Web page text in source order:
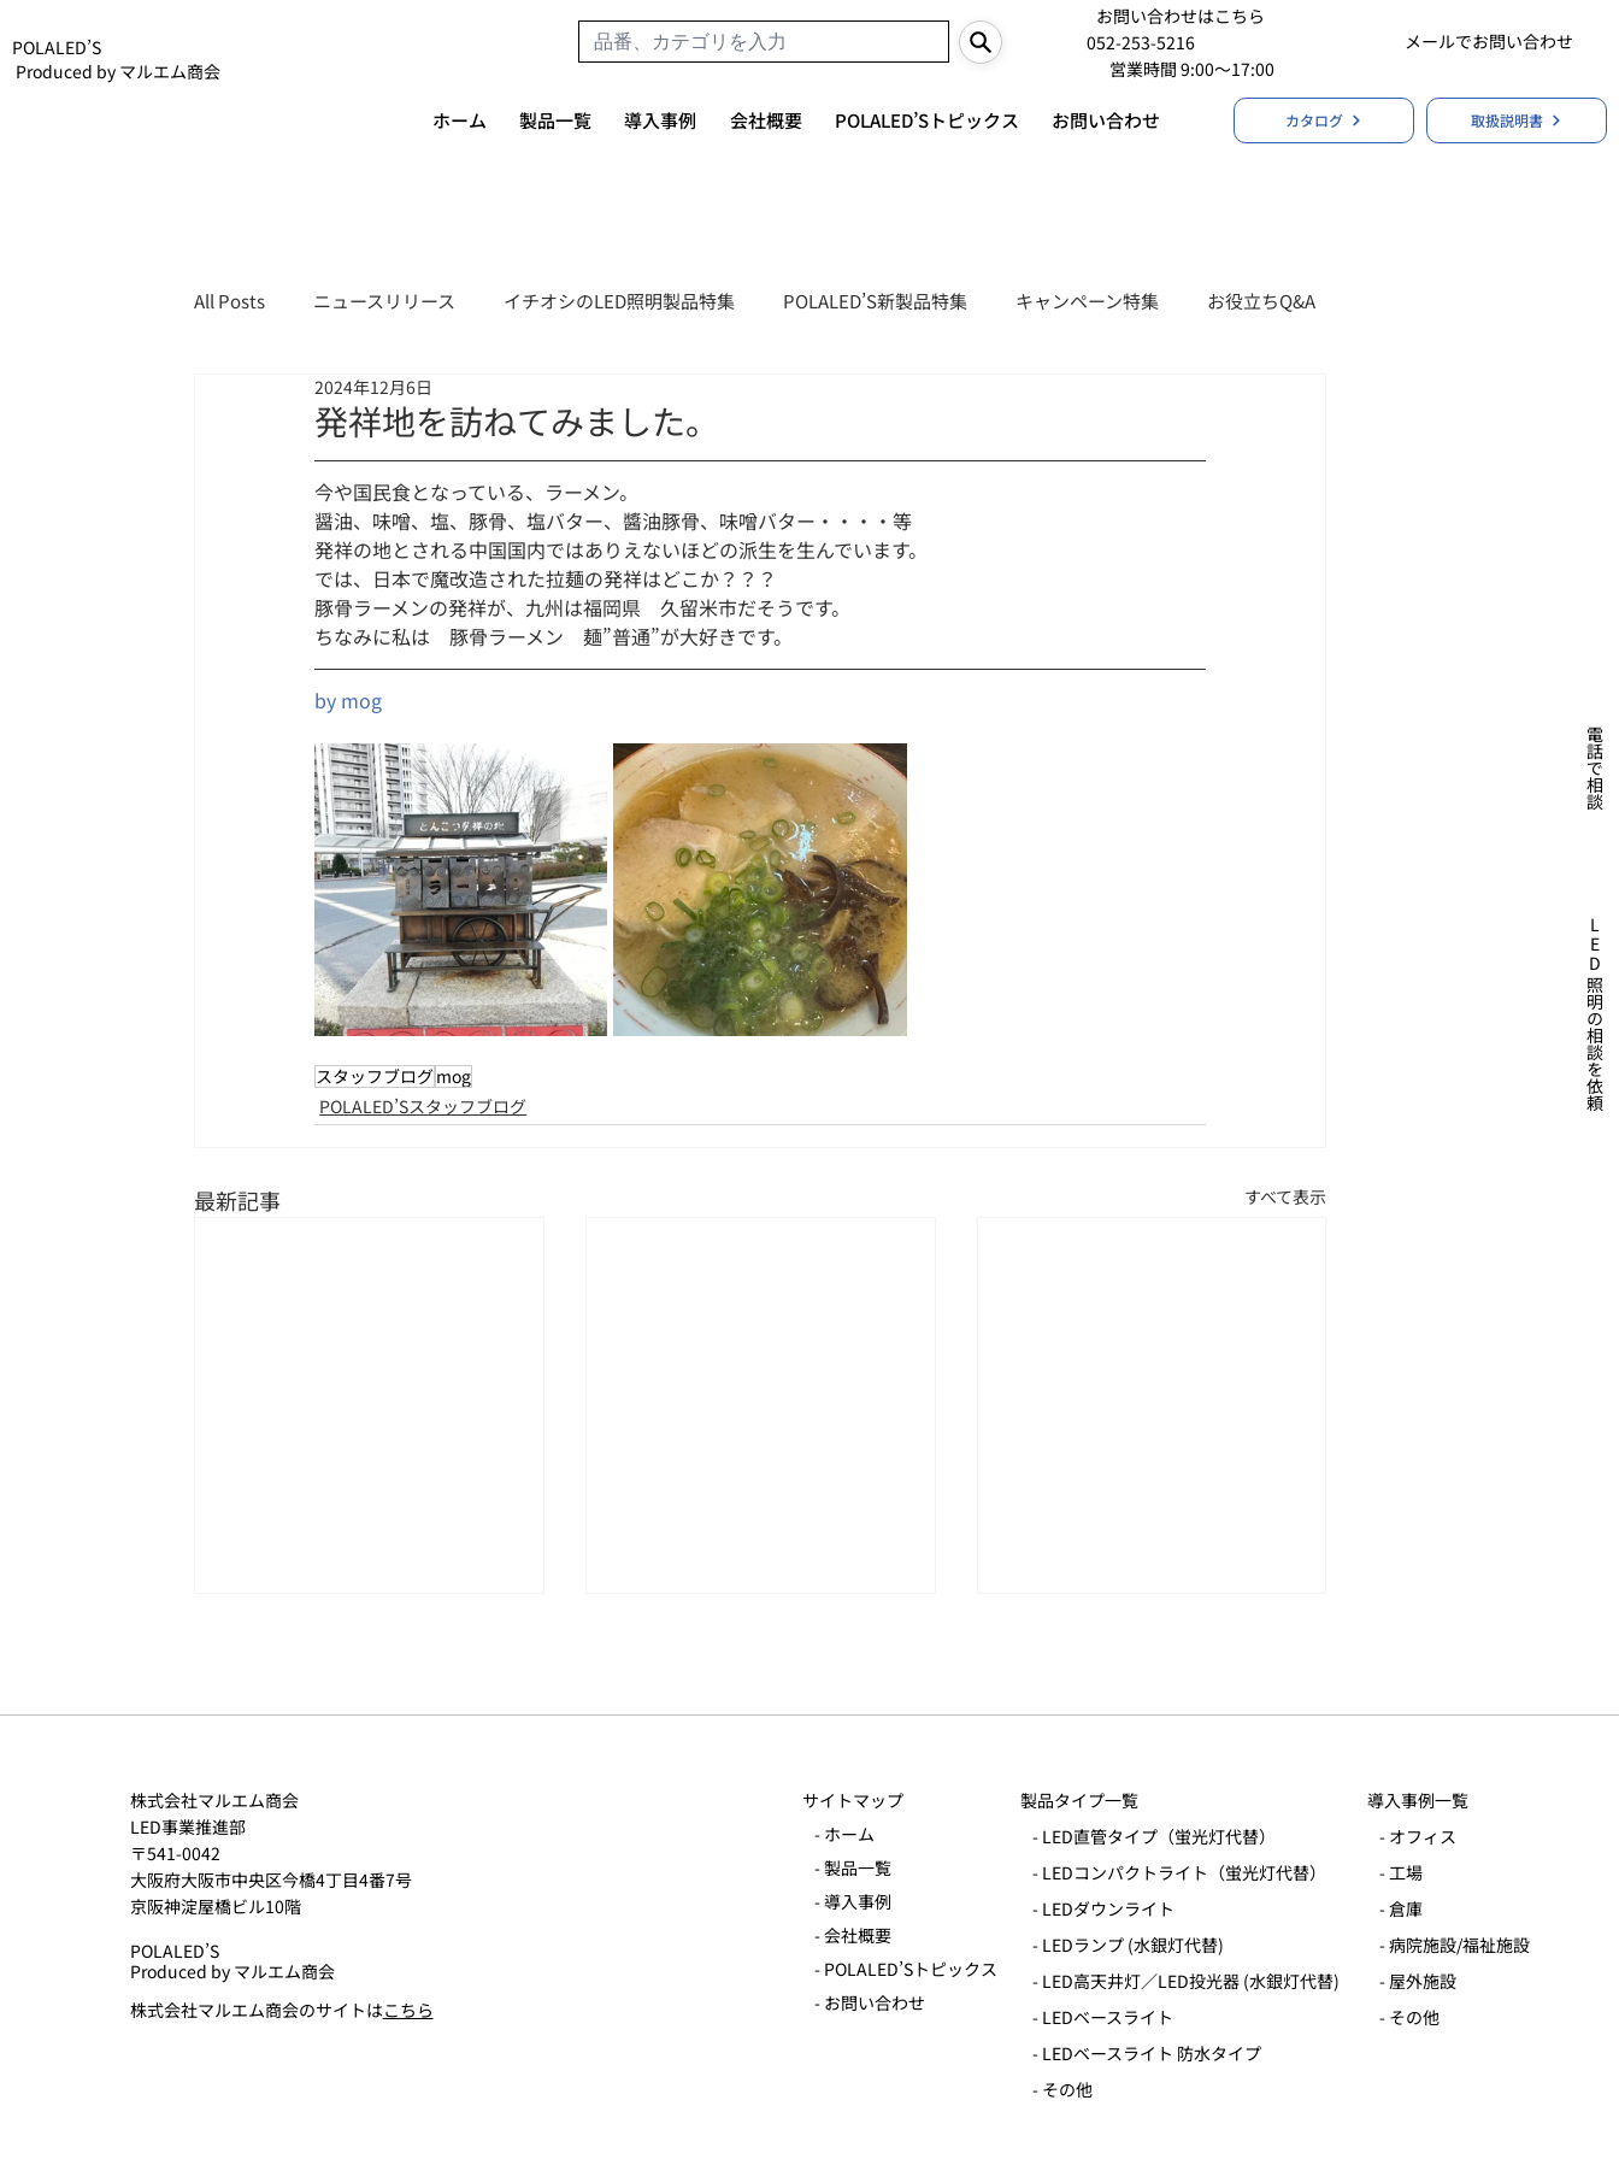
POLALED’S
Produced by マルエム商会
ホーム 製品一覧 導入事例 会社概要 POLALED’Sトピックス お問い合わせ カタログ 取扱説明書
お問い合わせはこちら
052-253-5216
営業時間 9:00〜17:00
メールでお問い合わせ
All Posts ニュースリリース イチオシのLED照明製品特集 POLALED’S新製品特集 キャンペーン特集 お役立ちQ&A
POLALED’Sスタッフブログ
発祥地を訪ねてみました。
2024年12月6日
今や国民食となっている、ラーメン。
醤油、味噌、塩、豚骨、塩バター、醬油豚骨、味噌バター・・・・等
発祥の地とされる中国国内ではありえないほどの派生を生んでいます。
では、日本で魔改造された拉麺の発祥はどこか？？？
豚骨ラーメンの発祥が、九州は福岡県　久留米市だそうです。
ちなみに私は　豚骨ラーメン　麺”普通”が大好きです。
by mog
スタッフブログmog
POLALED’Sスタッフブログ
最新記事 すべて表示
仕事は切り替えが大事
いろんなシーリングライト
株式会社マルエム商会
LED事業推進部
〒541-0042
大阪府大阪市中央区今橋4丁目4番7号
京阪神淀屋橋ビル10階
POLALED’S
Produced by マルエム商会
株式会社マルエム商会のサイトはこちら
サイトマップ
- ホーム
- 製品一覧
- 導入事例
- 会社概要
- POLALED’Sトピックス
- お問い合わせ
製品タイプ一覧
- LED直管タイプ（蛍光灯代替）
- LEDコンパクトライト（蛍光灯代替）
- LEDダウンライト
- LEDランプ (水銀灯代替)
- LED高天井灯／LED投光器 (水銀灯代替)
- LEDベースライト
- LEDベースライト 防水タイプ
- その他
導入事例一覧
- オフィス
- 工場
- 倉庫
- 病院施設/福祉施設
- 屋外施設
- その他
電話で相談
L
E
D
照明の相談を依頼